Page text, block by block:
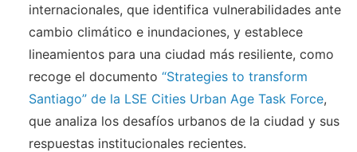
internacionales, que identifica vulnerabilidades ante
cambio climático e inundaciones, y establece
lineamientos para una ciudad más resiliente, como
recoge el documento “Strategies to transform
Santiago” de la LSE Cities Urban Age Task Force,
que analiza los desafíos urbanos de la ciudad y sus
respuestas institucionales recientes.